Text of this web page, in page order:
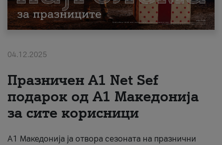
Поддршка
Надополни кредит
За нас
#ПодобарОнлајн
04.12.2025
Празничен A1 Net Sеf
подарок од А1 Македонија
за сите корисници
А1 Македонија ја отвора сезоната на празнични